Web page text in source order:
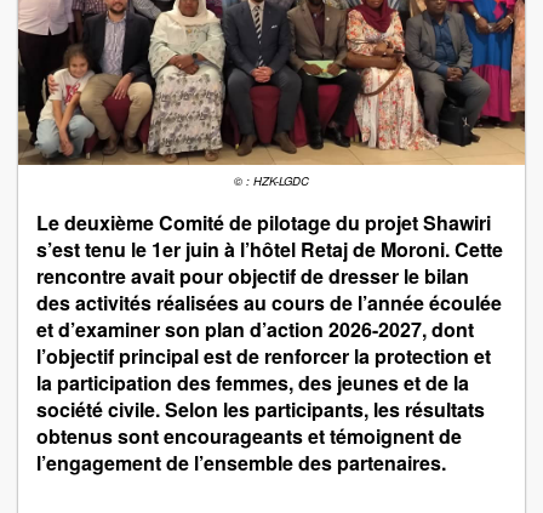
© : HZK-LGDC
Le deuxième Comité de pilotage du projet Shawiri
s’est tenu le 1er juin à l’hôtel Retaj de Moroni. Cette
rencontre avait pour objectif de dresser le bilan
des activités réalisées au cours de l’année écoulée
et d’examiner son plan d’action 2026-2027, dont
l’objectif principal est de renforcer la protection et
la participation des femmes, des jeunes et de la
société civile. Selon les participants, les résultats
obtenus sont encourageants et témoignent de
l’engagement de l’ensemble des partenaires.